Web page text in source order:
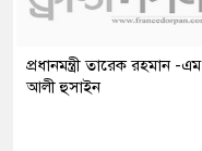
প্রধানমন্ত্রী তারেক রহমান -এম
আলী হুসাইন